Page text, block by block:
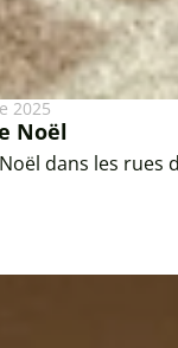
2025
Noël
dans les rues